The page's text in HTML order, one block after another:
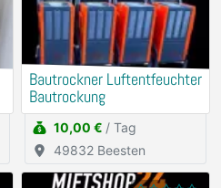
Bautrockner Luftentfeuchter
Bautrockung
10,00 € / Tag
49832 Beesten